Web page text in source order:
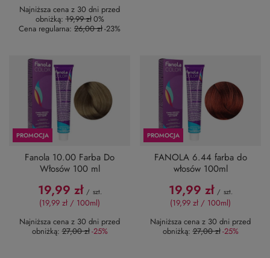
Najniższa cena z 30 dni przed
obniżką:19,99 zł0%
Cena regularna: 26,00 zł-23%
PROMOCJA
Fanola 10.00 Farba Do
Włosów 100 ml
19,99 zł / szt.
(19,99 zł / 100ml)
Najniższa cena z 30 dni przed
obniżką:27,00 zł-25%
PROMOCJA
FANOLA 6.44 farba do
włosów 100ml
19,99 zł / szt.
(19,99 zł / 100ml)
Najniższa cena z 30 dni przed
obniżką:27,00 zł-25%